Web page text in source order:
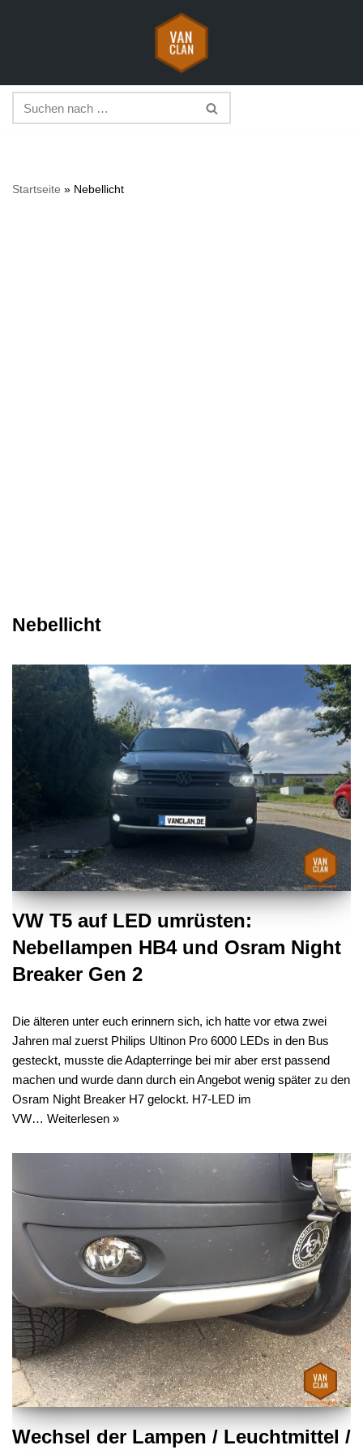
springen
Startseite » Nebellicht
Nebellicht
VW T5 auf LED umrüsten:
Nebellampen HB4 und Osram Night
Breaker Gen 2
Die älteren unter euch erinnern sich, ich hatte vor etwa zwei
Jahren mal zuerst Philips Ultinon Pro 6000 LEDs in den Bus
gesteckt, musste die Adapterringe bei mir aber erst passend
machen und wurde dann durch ein Angebot wenig später zu den
Osram Night Breaker H7 gelockt. H7-LED im
VW… Weiterlesen »
Wechsel der Lampen / Leuchtmittel /